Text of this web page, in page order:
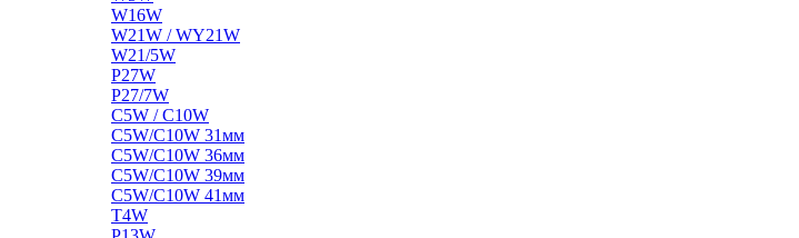
W16W
W21W / WY21W
W21/5W
P27W
P27/7W
C5W / C10W
C5W/C10W 31мм
C5W/C10W 36мм
C5W/C10W 39мм
C5W/C10W 41мм
T4W